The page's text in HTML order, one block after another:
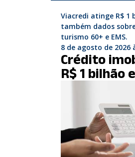
Viacredi atinge R$
também dados
turismo 60+ e EMS.
8 de agosto de 2026
Crédito
R$ 1 bilhão